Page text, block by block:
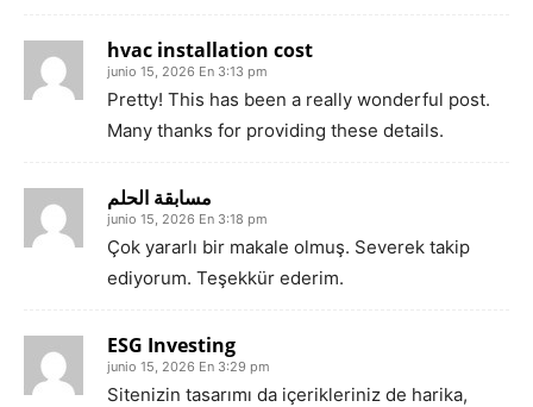
hvac installation cost
junio 15, 2026 En 3:13 pm
Pretty! This has been a really wonderful post.
Many thanks for providing these details.
مسابقة الحلم
junio 15, 2026 En 3:18 pm
Çok yararlı bir makale olmuş. Severek takip
ediyorum. Teşekkür ederim.
ESG Investing
junio 15, 2026 En 3:29 pm
Sitenizin tasarımı da içerikleriniz de harika,